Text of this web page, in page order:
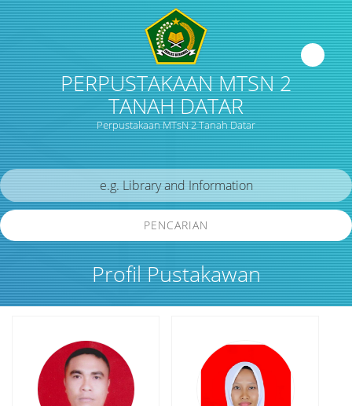
PERPUSTAKAAN MTSN 2
TANAH DATAR
Perpustakaan MTsN 2 Tanah Datar
Profil Pustakawan
PENCARIAN